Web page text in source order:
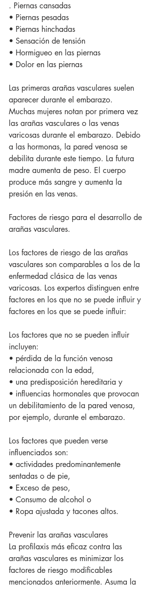
. Piernas cansadas
• Piernas pesadas
• Piernas hinchadas
• Sensación de tensión
• Hormigueo en las piernas
• Dolor en las piernas
Las primeras arañas vasculares suelen
aparecer durante el embarazo.
Muchas mujeres notan por primera vez
las arañas vasculares o las venas
varicosas durante el embarazo. Debido
a las hormonas, la pared venosa se
debilita durante este tiempo. La futura
madre aumenta de peso. El cuerpo
produce más sangre y aumenta la
presión en las venas.
Factores de riesgo para el desarrollo de
arañas vasculares.
Los factores de riesgo de las arañas
vasculares son comparables a los de la
enfermedad clásica de las venas
varicosas. Los expertos distinguen entre
factores en los que no se puede influir y
factores en los que se puede influir:
Los factores que no se pueden influir
incluyen:
• pérdida de la función venosa
relacionada con la edad,
• una predisposición hereditaria y
• influencias hormonales que provocan
un debilitamiento de la pared venosa,
por ejemplo, durante el embarazo.
Los factores que pueden verse
influenciados son:
• actividades predominantemente
sentadas o de pie,
• Exceso de peso,
• Consumo de alcohol o
• Ropa ajustada y tacones altos.
Prevenir las arañas vasculares
La profilaxis más eficaz contra las
arañas vasculares es minimizar los
factores de riesgo modificables
mencionados anteriormente. Asuma la